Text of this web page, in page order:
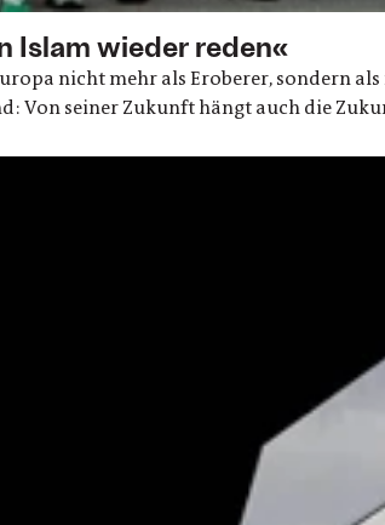
Islam wieder reden«
nicht mehr als Eroberer, sondern
Von seiner Zukunft hängt auch die